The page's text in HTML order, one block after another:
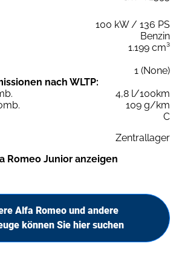
100 kW / 136 PS
Benzin
1.199 cm³
1 (None)
nach WLTP:
4,8 l/100km
109 g/km
C
Zentrallager
Romeo Junior anzeigen
Alfa Romeo und andere
können Sie hier suchen